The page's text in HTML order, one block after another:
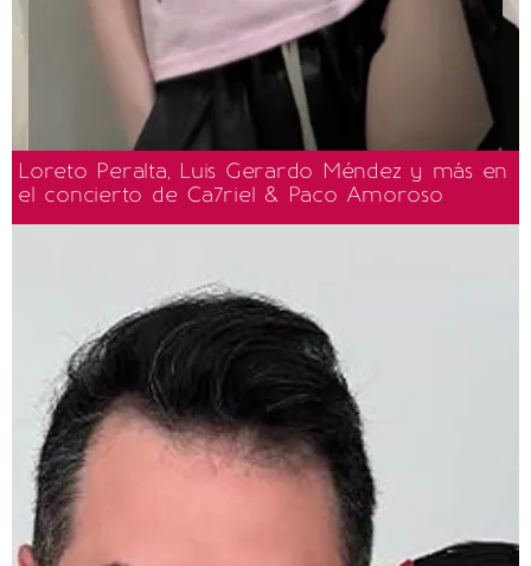
Loreto Peralta, Luis Gerardo Méndez y más en
el concierto de Ca7riel & Paco Amoroso